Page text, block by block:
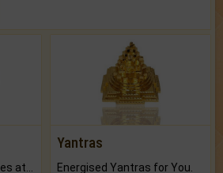
Yantras
Energised Yantras for You.